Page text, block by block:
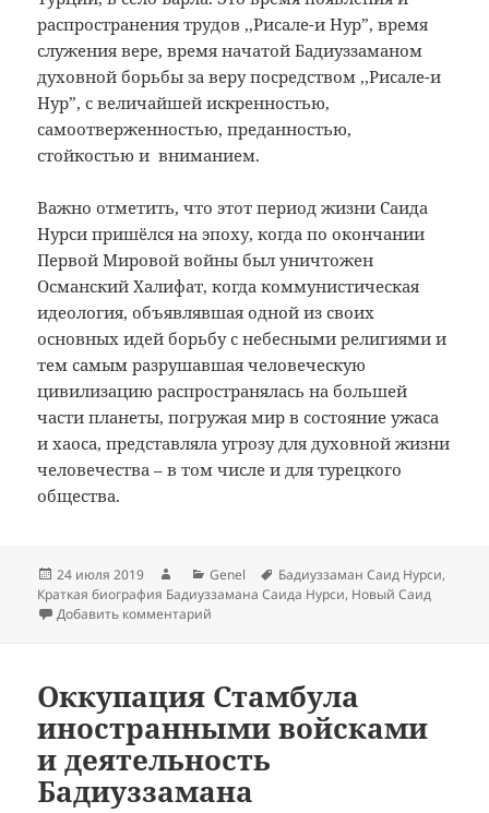
распространения трудов ,,Рисале-и Нур”, время
служения вере, время начатой Бадиуззаманом
духовной борьбы за веру посредством ,,Рисале-и
Нур”, с величайшей искренностью,
самоотверженностью, преданностью,
стойкостью и вниманием.
Важно отметить, что этот период жизни Саида
Нурси пришёлся на эпоху, когда по окончании
Первой Мировой войны был уничтожен
Османский Халифат, когда коммунистическая
идеология, объявлявшая одной из своих
основных идей борьбу с небесными религиями и
тем самым разрушавшая человеческую
цивилизацию распространялась на большей
части планеты, погружая мир в состояние ужаса
и хаоса, представляла угрозу для духовной жизни
человечества – в том числе и для турецкого
общества.
Опубликовано
24 июля 2019 АвторРубрики
Genel Метки
Бадиуззаман Саид Нурси,
Краткая биография Бадиуззамана Саида Нурси, Новый Саид
Добавить комментарий
Оккупация Стамбула
иностранными войсками
и деятельность
Бадиуззамана